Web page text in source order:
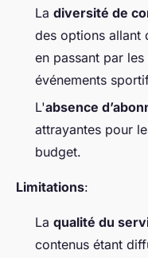
La diversité de
des options allant
en passant par
événements
L'absence
attrayantes pour
budget.
Limitations:
La qualité du
contenus étant